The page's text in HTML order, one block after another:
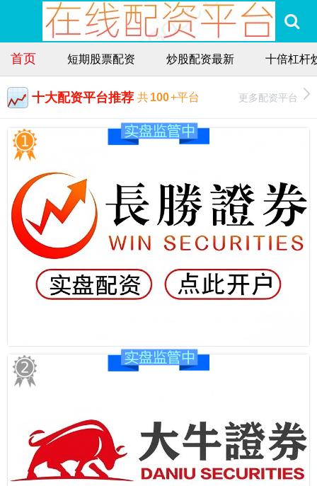
首页 短期股票配资 炒股配资最新 十倍杠杆
十大配资平台推荐 共100+平台 更多配资平台